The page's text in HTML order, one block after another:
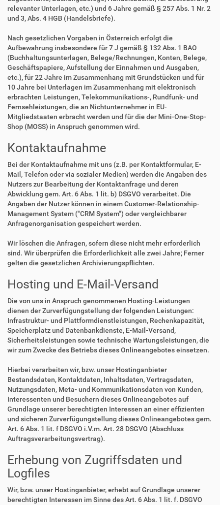
relevanter Unterlagen, etc.) und 6 Jahre gemäß § 257 Abs. 1 Nr. 2
und 3, Abs. 4 HGB (Handelsbriefe).
Nach gesetzlichen Vorgaben in Österreich erfolgt die
Aufbewahrung insbesondere für 7 J gemäß § 132 Abs. 1 BAO
(Buchhaltungsunterlagen, Belege/Rechnungen, Konten, Belege,
Geschäftspapiere, Aufstellung der Einnahmen und Ausgaben,
etc.), für 22 Jahre im Zusammenhang mit Grundstücken und für
10 Jahre bei Unterlagen im Zusammenhang mit elektronisch
erbrachten Leistungen, Telekommunikations-, Rundfunk- und
Fernsehleistungen, die an Nichtunternehmer in EU-
Mitgliedstaaten erbracht werden und für die der Mini-One-Stop-
Shop (MOSS) in Anspruch genommen wird.
Kontaktaufnahme
Bei der Kontaktaufnahme mit uns (z.B. per Kontaktformular, E-
Mail, Telefon oder via sozialer Medien) werden die Angaben des
Nutzers zur Bearbeitung der Kontaktanfrage und deren
Abwicklung gem. Art. 6 Abs. 1 lit. b) DSGVO verarbeitet. Die
Angaben der Nutzer können in einem Customer-Relationship-
Management System ("CRM System") oder vergleichbarer
Anfragenorganisation gespeichert werden.
Wir löschen die Anfragen, sofern diese nicht mehr erforderlich
sind. Wir überprüfen die Erforderlichkeit alle zwei Jahre; Ferner
gelten die gesetzlichen Archivierungspflichten.
Hosting und E-Mail-Versand
Die von uns in Anspruch genommenen Hosting-Leistungen
dienen der Zurverfügungstellung der folgenden Leistungen:
Infrastruktur- und Plattformdienstleistungen, Rechenkapazität,
Speicherplatz und Datenbankdienste, E-Mail-Versand,
Sicherheitsleistungen sowie technische Wartungsleistungen, die
wir zum Zwecke des Betriebs dieses Onlineangebotes einsetzen.
Hierbei verarbeiten wir, bzw. unser Hostinganbieter
Bestandsdaten, Kontaktdaten, Inhaltsdaten, Vertragsdaten,
Nutzungsdaten, Meta- und Kommunikationsdaten von Kunden,
Interessenten und Besuchern dieses Onlineangebotes auf
Grundlage unserer berechtigten Interessen an einer effizienten
und sicheren Zurverfügungstellung dieses Onlineangebotes gem.
Art. 6 Abs. 1 lit. f DSGVO i.V.m. Art. 28 DSGVO (Abschluss
Auftragsverarbeitungsvertrag).
Erhebung von Zugriffsdaten und
Logfiles
Wir, bzw. unser Hostinganbieter, erhebt auf Grundlage unserer
berechtigten Interessen im Sinne des Art. 6 Abs. 1 lit. f. DSGVO